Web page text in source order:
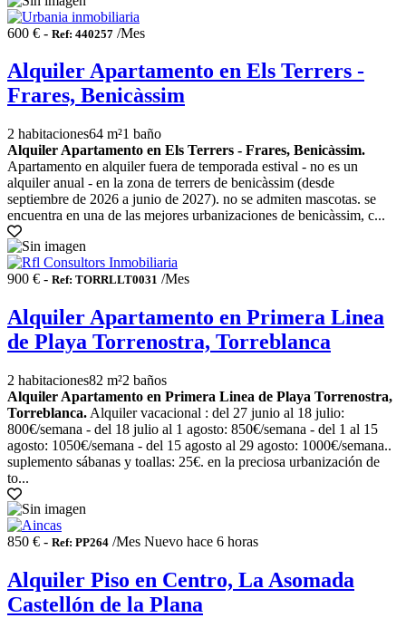
600 € - Ref: 440257 /Mes
Alquiler Apartamento en Els Terrers -
Frares, Benicàssim
2 habitaciones64 m²1 baño
Alquiler Apartamento en Els Terrers - Frares, Benicàssim.
Apartamento en alquiler fuera de temporada estival - no es un
alquiler anual - en la zona de terrers de benicàssim (desde
septiembre de 2026 a junio de 2027). no se admiten mascotas. se
encuentra en una de las mejores urbanizaciones de benicàssim, c...
900 € - Ref: TORRLLT0031 /Mes
Alquiler Apartamento en Primera Linea
de Playa Torrenostra, Torreblanca
2 habitaciones82 m²2 baños
Alquiler Apartamento en Primera Linea de Playa Torrenostra,
Torreblanca. Alquiler vacacional : del 27 junio al 18 julio:
800€/semana - del 18 julio al 1 agosto: 850€/semana - del 1 al 15
agosto: 1050€/semana - del 15 agosto al 29 agosto: 1000€/semana..
suplemento sábanas y toallas: 25€. en la preciosa urbanización de
to...
850 € - Ref: PP264 /Mes Nuevo hace 6 horas
Alquiler Piso en Centro, La Asomada
Castellón de la Plana